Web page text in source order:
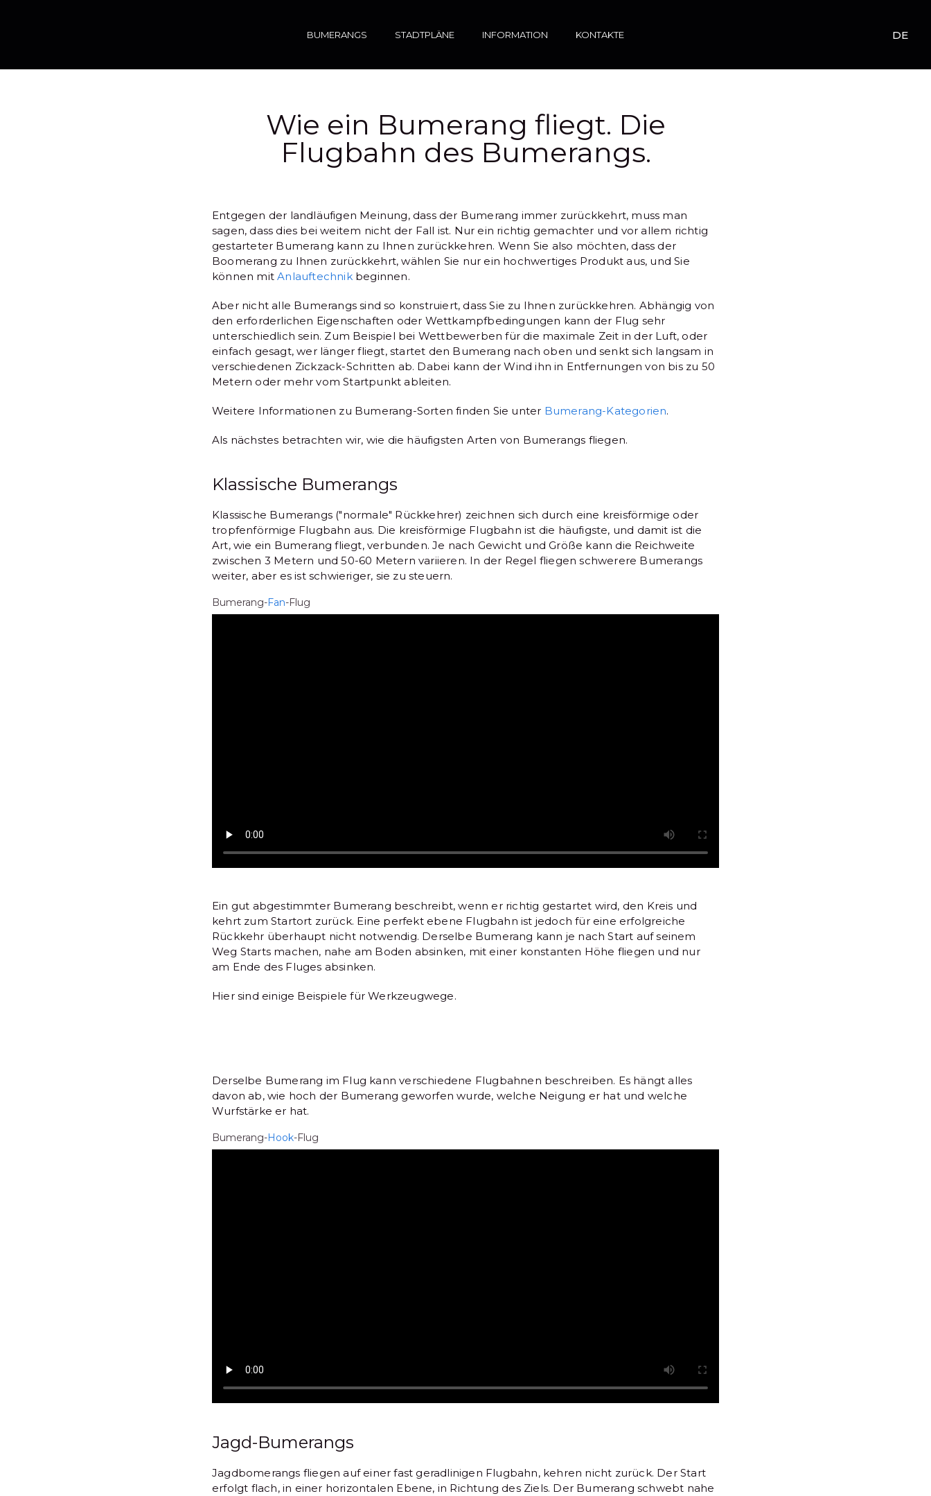
BUMERANGS STADTPLÄNE INFORMATION KONTAKTE DE
Wie ein Bumerang fliegt. Die
Flugbahn des Bumerangs.
Entgegen der landläufigen Meinung, dass der Bumerang immer zurückkehrt, muss man
sagen, dass dies bei weitem nicht der Fall ist. Nur ein richtig gemachter und vor allem richtig
gestarteter Bumerang kann zu Ihnen zurückkehren. Wenn Sie also möchten, dass der
Boomerang zu Ihnen zurückkehrt, wählen Sie nur ein hochwertiges Produkt aus, und Sie
können mitAnlauftechnikbeginnen.
Aber nicht alle Bumerangs sind so konstruiert, dass Sie zu Ihnen zurückkehren. Abhängig von
den erforderlichen Eigenschaften oder Wettkampfbedingungen kann der Flug sehr
unterschiedlich sein. Zum Beispiel bei Wettbewerben für die maximale Zeit in der Luft, oder
einfach gesagt, wer länger fliegt, startet den Bumerang nach oben und senkt sich langsam in
verschiedenen Zickzack-Schritten ab. Dabei kann der Wind ihn in Entfernungen von bis zu 50
Metern oder mehr vom Startpunkt ableiten.
Weitere Informationen zu Bumerang-Sorten finden Sie unter Bumerang-Kategorien.
Als nächstes betrachten wir, wie die häufigsten Arten von Bumerangs fliegen.
Klassische Bumerangs
Klassische Bumerangs ("normale" Rückkehrer) zeichnen sich durch eine kreisförmige oder
tropfenförmige Flugbahn aus. Die kreisförmige Flugbahn ist die häufigste, und damit ist die
Art, wie ein Bumerang fliegt, verbunden. Je nach Gewicht und Größe kann die Reichweite
zwischen 3 Metern und 50-60 Metern variieren. In der Regel fliegen schwerere Bumerangs
weiter, aber es ist schwieriger, sie zu steuern.
Bumerang-Fan-Flug
Ein gut abgestimmter Bumerang beschreibt, wenn er richtig gestartet wird, den Kreis und
kehrt zum Startort zurück. Eine perfekt ebene Flugbahn ist jedoch für eine erfolgreiche
Rückkehr überhaupt nicht notwendig. Derselbe Bumerang kann je nach Start auf seinem
Weg Starts machen, nahe am Boden absinken, mit einer konstanten Höhe fliegen und nur
am Ende des Fluges absinken.
Hier sind einige Beispiele für Werkzeugwege.
Derselbe Bumerang im Flug kann verschiedene Flugbahnen beschreiben. Es hängt alles
davon ab, wie hoch der Bumerang geworfen wurde, welche Neigung er hat und welche
Wurfstärke er hat.
Bumerang-Hook-Flug
Jagd-Bumerangs
Jagdbomerangs fliegen auf einer fast geradlinigen Flugbahn, kehren nicht zurück. Der Start
erfolgt flach, in einer horizontalen Ebene, in Richtung des Ziels. Der Bumerang schwebt nahe